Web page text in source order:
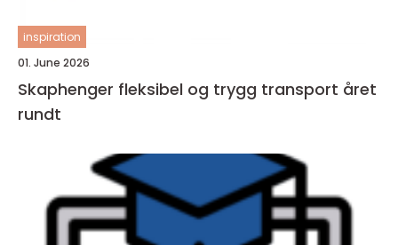
inspiration
01. June 2026
Skaphenger fleksibel og trygg transport året
rundt